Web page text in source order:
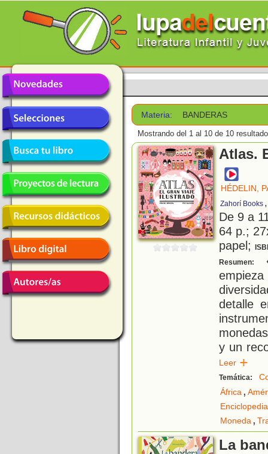
Materia: BANDERAS
Mostrando del 1 al 10 de 10
Atlas.
HÉDELIN,
Zahorí Books
De 9 a
64 p.;
papel;
Resumen:
detalle
y un
Leer
Temática:
África,
Moneda,
La